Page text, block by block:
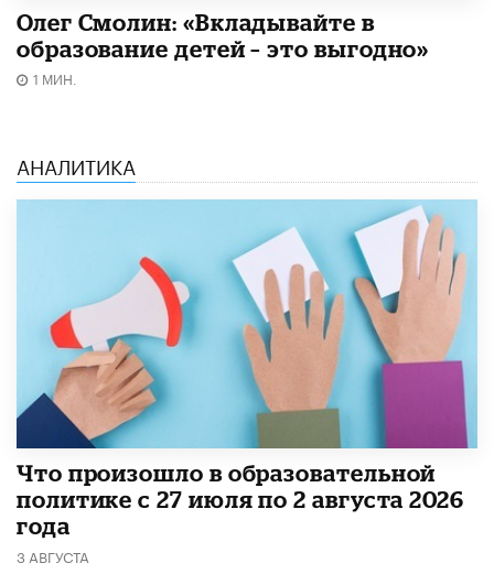
Олег Смолин: «Вкладывайте в
образование детей – это выгодно»
1 МИН.
АНАЛИТИКА
​Что произошло в образовательной
политике с 27 июля по 2 августа 2026
года
3 АВГУСТА